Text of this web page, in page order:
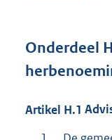
Onderdeel
Artikel H.1